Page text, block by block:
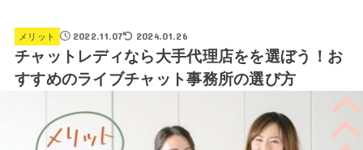
メリット 2022.11.07 2024.01.26
チャットレディなら大手代理店をを選ぼう！お
すすめのライブチャット事務所の選び方